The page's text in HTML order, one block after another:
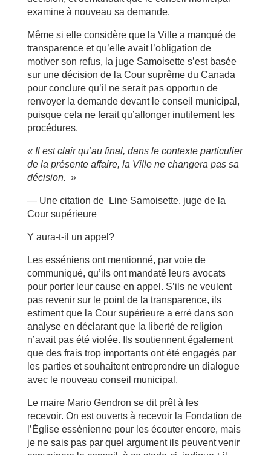
examine à nouveau sa demande.
Même si elle considère que la Ville a manqué de
transparence et qu’elle avait l’obligation de
motiver son refus, la juge Samoisette s’est basée
sur une décision de la Cour suprême du Canada
pour conclure qu’il ne serait pas opportun de
renvoyer la demande devant le conseil municipal,
puisque cela ne ferait qu’allonger inutilement les
procédures.
« Il est clair qu’au final, dans le contexte particulier
de la présente affaire, la Ville ne changera pas sa
décision. »
— Une citation de Line Samoisette, juge de la
Cour supérieure
Y aura-t-il un appel?
Les esséniens ont mentionné, par voie de
communiqué, qu’ils ont mandaté leurs avocats
pour porter leur cause en appel. S’ils ne veulent
pas revenir sur le point de la transparence, ils
estiment que la Cour supérieure a erré dans son
analyse en déclarant que la liberté de religion
n’avait pas été violée. Ils soutiennent également
que des frais trop importants ont été engagés par
les parties et souhaitent entreprendre un dialogue
avec le nouveau conseil municipal.
Le maire Mario Gendron se dit prêt à les
recevoir. On est ouverts à recevoir la Fondation de
l’Église essénienne pour les écouter encore, mais
je ne sais pas par quel argument ils peuvent venir